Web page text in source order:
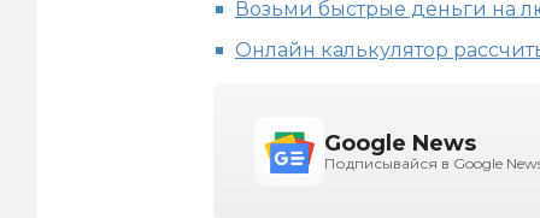
Возьми быстрые деньги на
Онлайн калькулятор
Google News
Подписывайся в Google